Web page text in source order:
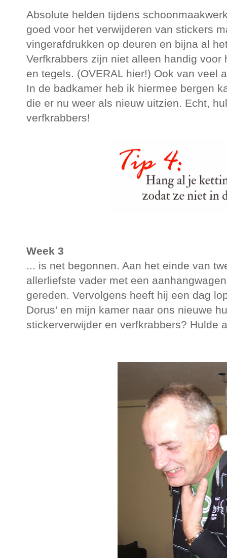
Absolute helden tijdens
goed voor het verwijderen van stickers
vingerafdrukken op deuren en bijna al
Verfkrabbers zijn niet alleen handig
en tegels. (OVERAL hier!) Ook van veel
In de badkamer heb ik hiermee bergen
die er nu weer als nieuw uitzien. Echt,
verfkrabbers!
Week 3
... is net begonnen. Aan het einde van
allerliefste vader met een
gereden. Vervolgens heeft hij een dag
Dorus' en mijn kamer naar ons nieuwe
stickerverwijder en verfkrabbers? Hulde